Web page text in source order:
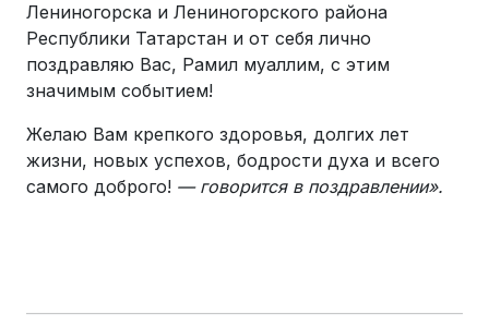
Лениногорска и Лениногорского района
Республики Татарстан и от себя лично
поздравляю Вас, Рамил муаллим, с этим
значимым событием!
Желаю Вам крепкого здоровья, долгих лет
жизни, новых успехов, бодрости духа и всего
самого доброго! — говоритсявпоздравлении».